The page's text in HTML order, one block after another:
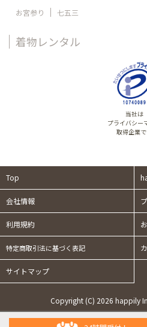
お宮参り 七五三
着物レンタル
当社は
プライバシー
取得企業
Top
会社情報
利用規約
特定商取引法に基づく表記
サイトマップ
Copyright (C) 2026 happily